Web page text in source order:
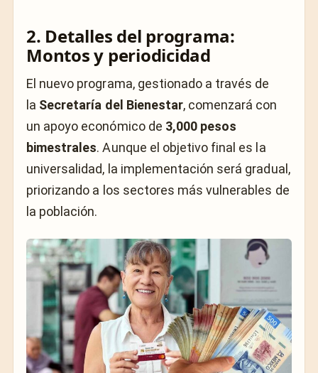
2. Detalles del programa:
Montos y periodicidad
El nuevo programa, gestionado a través de
la Secretaría del Bienestar, comenzará con
un apoyo económico de 3,000 pesos
bimestrales. Aunque el objetivo final es la
universalidad, la implementación será gradual,
priorizando a los sectores más vulnerables de
la población.